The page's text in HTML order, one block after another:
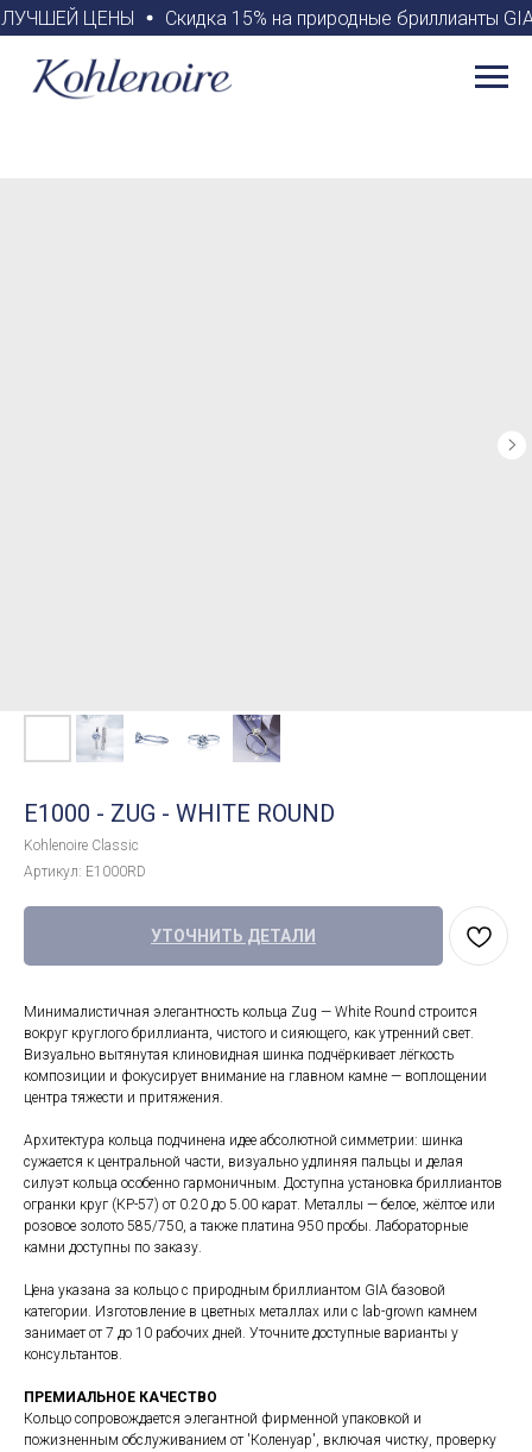
ЛУЧШЕЙ ЦЕНЫ Скидка 15% на природные бриллианты
E1000 - ZUG - WHITE ROUND
Kohlenoire Classic
Артикул: E1000RD
УТОЧНИТЬ ДЕТАЛИ
Минималистичная элегантность кольца Zug — White Round строится
вокруг круглого бриллианта, чистого и сияющего, как утренний свет.
Визуально вытянутая клиновидная шинка подчёркивает лёгкость
композиции и фокусирует внимание на главном камне — воплощении
центра тяжести и притяжения.
Архитектура кольца подчинена идее абсолютной симметрии: шинка
сужается к центральной части, визуально удлиняя пальцы и делая
силуэт кольца особенно гармоничным. Доступна установка бриллиантов
огранки круг (КР-57) от 0.20 до 5.00 карат. Металлы — белое, жёлтое или
розовое золото 585/750, а также платина 950 пробы. Лабораторные
камни доступны по заказу.
Цена указана за кольцо с природным бриллиантом GIA базовой
категории. Изготовление в цветных металлах или с lab-grown камнем
занимает от 7 до 10 рабочих дней. Уточните доступные варианты у
консультантов.
ПРЕМИАЛЬНОЕ КАЧЕСТВО
Кольцо сопровождается элегантной фирменной упаковкой и
пожизненным обслуживанием от 'Коленуар', включая чистку, проверку